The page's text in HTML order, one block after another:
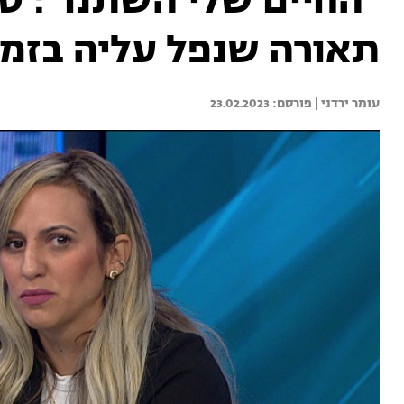
תאורה שנפל עליה
עומר ירדני | 23.02.2023